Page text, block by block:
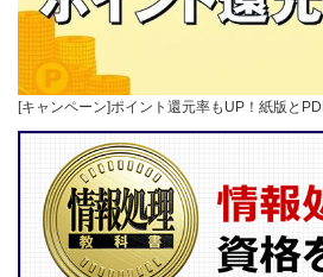
[キャンペーン]ポイント還元率もUP！紙版と